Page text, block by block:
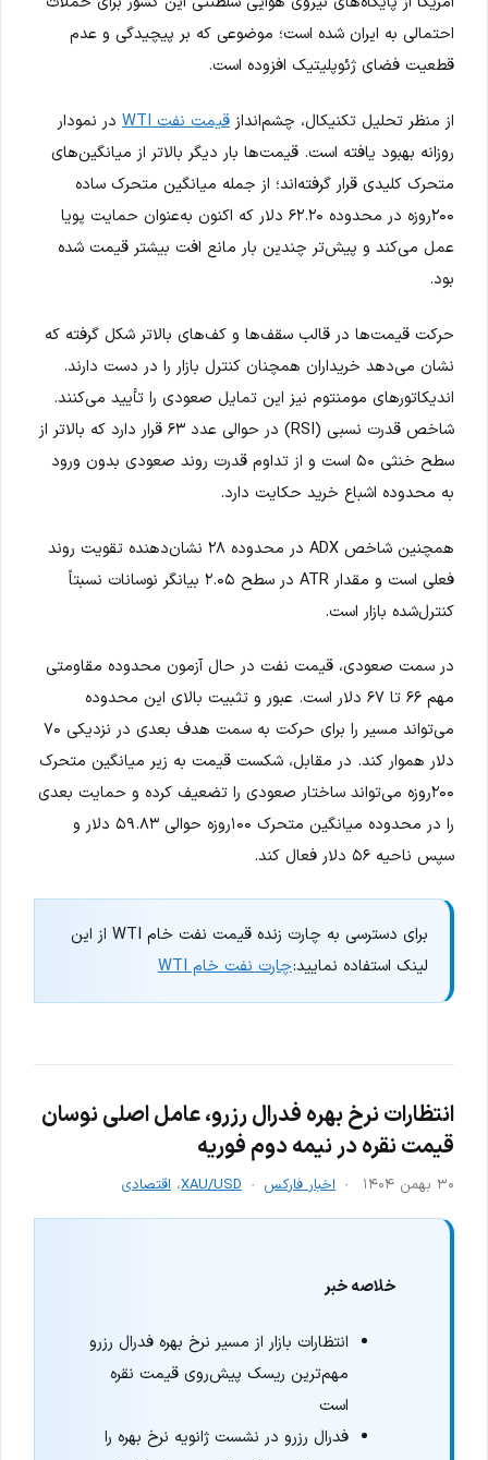
احتمالی به ایران شده است؛ موضوعی که بر پیچیدگی و عدم
قطعیت فضای ژئوپلیتیک افزوده است.
از منظر تحلیل تکنیکال، چشم‌انداز قیمت نفت WTI
در نمودار
روزانه بهبود یافته است. قیمت‌ها بار دیگر بالاتر از میانگین‌های
متحرک کلیدی قرار گرفته‌اند؛ از جمله میانگین متحرک ساده
۲۰۰روزه در محدوده ۶۲.۲۰ دلار که اکنون به‌عنوان حمایت پویا
عمل می‌کند و پیش‌تر چندین بار مانع افت بیشتر قیمت شده
بود.
حرکت قیمت‌ها در قالب سقف‌ها و کف‌های بالاتر شکل گرفته که
نشان می‌دهد خریداران همچنان کنترل بازار را در دست دارند.
اندیکاتورهای مومنتوم نیز این تمایل صعودی را تأیید می‌کنند.
شاخص قدرت نسبی (RSI) در حوالی عدد ۶۳ قرار دارد که بالاتر از
سطح خنثی ۵۰ است و از تداوم قدرت روند صعودی بدون ورود
به محدوده اشباع خرید حکایت دارد.
همچنین شاخص ADX در محدوده ۲۸ نشان‌دهنده تقویت روند
فعلی است و مقدار ATR در سطح ۲.۰۵ بیانگر نوسانات نسبتاً
کنترل‌شده بازار است.
در سمت صعودی، قیمت نفت در حال آزمون محدوده مقاومتی
مهم ۶۶ تا ۶۷ دلار است. عبور و تثبیت بالای این محدوده
می‌تواند مسیر را برای حرکت به سمت هدف بعدی در نزدیکی ۷۰
دلار هموار کند. در مقابل، شکست قیمت به زیر میانگین متحرک
۲۰۰روزه می‌تواند ساختار صعودی را تضعیف کرده و حمایت بعدی
را در محدوده میانگین متحرک ۱۰۰روزه حوالی ۵۹.۸۳ دلار و
سپس ناحیه ۵۶ دلار فعال کند.
برای دسترسی به چارت زنده قیمت نفت خام WTI از این
لینک استفاده نمایید:چارت نفت خام WTI
انتظارات نرخ بهره فدرال رزرو، عامل اصلی نوسان
قیمت نقره در نیمه دوم فوریه
۳۰ بهمن ۱۴۰۴ اخبار فارکس XAU/USD، اقتصادی
خلاصه خبر
انتظارات بازار از مسیر نرخ بهره فدرال رزرو
مهم‌ترین ریسک پیش‌روی قیمت نقره
است
فدرال رزرو در نشست ژانویه نرخ بهره را